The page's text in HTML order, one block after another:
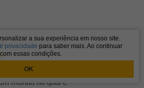
11/05/2023
Atualmente
mundo no qual é
a sua experiência em nosso site.
privacidade para saber mais. Ao continuar
essas condições.
OK